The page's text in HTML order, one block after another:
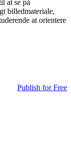
at se på
billedmateriale,
at orientere
Publish for Free